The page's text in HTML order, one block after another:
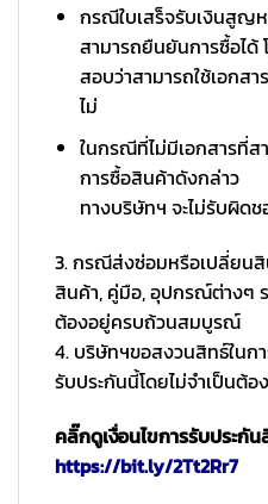
กรณีใบเสร็จรับเงินสูญห
สามารถยืนยันการซื้อได้
สอบว่าสามารถใช้เอกส
ไม่
ในกรณีที่ไม่มีเอกสารที่
การซื้อสินค้าดังกล่าว
ทางบริษัทฯ จะไม่รับผิด
3. กรณีส่งซ่อมหรือเปลี่ยน
สินค้า, คู่มือ, อุปกรณ์ต่างๆ
ต้องอยู่ครบถ้วนสมบูรณ์
4. บริษัทฯขอสงวนสิทธ์ในก
รับประกันนี้โดยไม่จำเป็นต้
คลิ๊กดูเงื่อนไขการรับประกั
https://bit.ly/2Tt2Rr7